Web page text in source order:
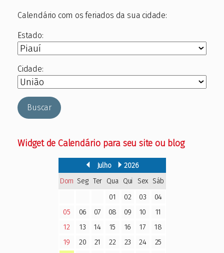
Calendário com os feriados da sua cidade:
Estado:
Cidade:
Buscar
Widget de Calendário para seu site ou blog